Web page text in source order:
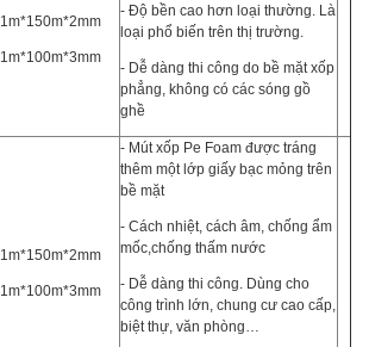
1m*150m*2mm
1m*100m*3mm
- Độ bền cao hơn loại thường. Là
loại phổ biến trên thị trường.
- Dễ dàng thi công do bề mặt xốp
phẳng, không có các sóng gồ
ghề
1m*150m*2mm
1m*100m*3mm
- Mút xốp Pe Foam được tráng
thêm một lớp giấy bạc mỏng trên
bề mặt
- Cách nhiệt, cách âm, chống ẩm
mốc,chống thấm nước
- Dễ dàng thi công. Dùng cho
công trình lớn, chung cư cao cấp,
biệt thự, văn phòng…